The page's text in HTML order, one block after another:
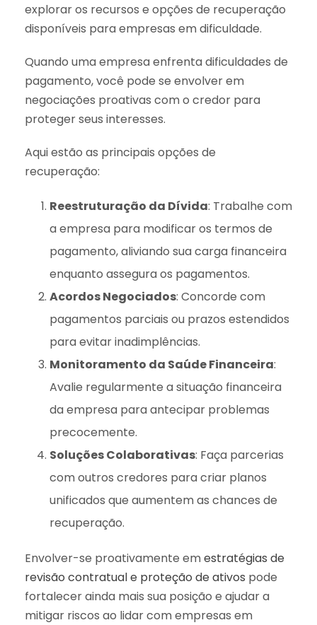
explorar os recursos e opções de recuperação
disponíveis para empresas em dificuldade.
Quando uma empresa enfrenta dificuldades de
pagamento, você pode se envolver em
negociações proativas com o credor para
proteger seus interesses.
Aqui estão as principais opções de
recuperação:
Reestruturação da Dívida: Trabalhe com
a empresa para modificar os termos de
pagamento, aliviando sua carga financeira
enquanto assegura os pagamentos.
Acordos Negociados: Concorde com
pagamentos parciais ou prazos estendidos
para evitar inadimplências.
Monitoramento da Saúde Financeira:
Avalie regularmente a situação financeira
da empresa para antecipar problemas
precocemente.
Soluções Colaborativas: Faça parcerias
com outros credores para criar planos
unificados que aumentem as chances de
recuperação.
Envolver-se proativamente emestratégias de
revisão contratual e proteção de ativos pode
fortalecer ainda mais sua posição e ajudar a
mitigar riscos ao lidar com empresas em